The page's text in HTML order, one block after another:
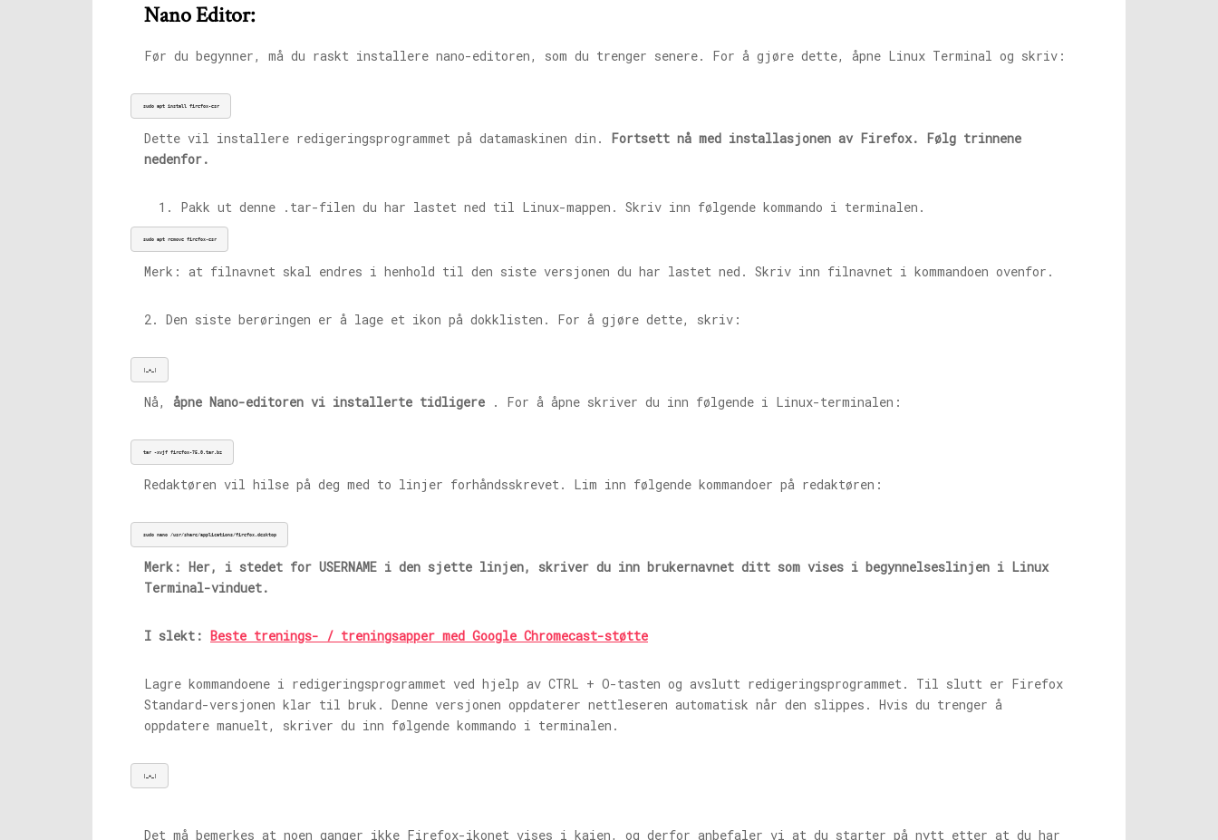
Nano Editor:
Før du begynner, må du raskt installere nano-editoren, som du trenger senere. For å gjøre dette, åpne Linux Terminal og skriv:
sudo apt install firefox-esr
Dette vil installere redigeringsprogrammet på datamaskinen din. Fortsett nå med installasjonen av Firefox. Følg trinnene
nedenfor.
Pakk ut denne .tar-filen du har lastet ned til Linux-mappen. Skriv inn følgende kommando i terminalen.
sudo apt remove firefox-esr
Merk: at filnavnet skal endres i henhold til den siste versjonen du har lastet ned. Skriv inn filnavnet i kommandoen ovenfor.
2. Den siste berøringen er å lage et ikon på dokklisten. For å gjøre dette, skriv:
|_+_|
Nå, åpne Nano-editoren vi installerte tidligere . For å åpne skriver du inn følgende i Linux-terminalen:
tar -xvjf firefox-75.0. tar.bz
Redaktøren vil hilse på deg med to linjer forhåndsskrevet. Lim inn følgende kommandoer på redaktøren:
sudo nano /usr/share/applications/firefox.desktop
Merk: Her, i stedet for USERNAME i den sjette linjen, skriver du inn brukernavnet ditt som vises i begynnelseslinjen i Linux
Terminal-vinduet.
I slekt: Beste trenings- / treningsapper med Google Chromecast-støtte
Lagre kommandoene i redigeringsprogrammet ved hjelp av CTRL + O-tasten og avslutt redigeringsprogrammet. Til slutt er Firefox
Standard-versjonen klar til bruk. Denne versjonen oppdaterer nettleseren automatisk når den slippes. Hvis du trenger å
oppdatere manuelt, skriver du inn følgende kommando i terminalen.
|_+_|
Det må bemerkes at noen ganger ikke Firefox-ikonet vises i kaien, og derfor anbefaler vi at du starter på nytt etter at du har